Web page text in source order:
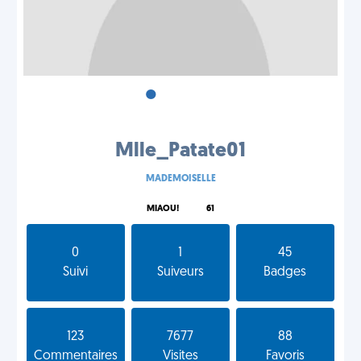
•
Mlle_Patate01
MADEMOISELLE
MIAOU! 61
0
Suivi
Suiveurs
45
Badges
123
Commentaires
7677
Visites
88
Favoris